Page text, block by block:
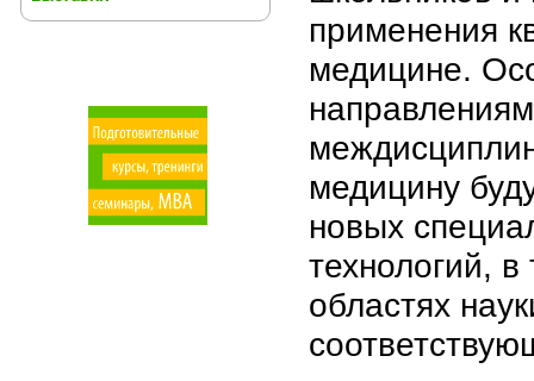
применения
медицине.
медицину
новых
технологий,
областях